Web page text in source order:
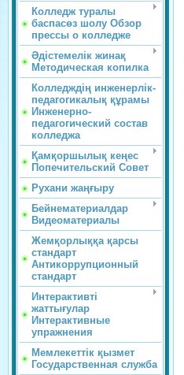
Колледж туралы
баспасөз шолу Обзор
прессы о колледже
Әдістемелік жинақ
Методическая копилка
Колледждің инженерлік-
педагогикалық құрамы
Инженерно-
педагогический состав
колледжа
Қамқоршылық кеңес
Попечительский Совет
Рухани жаңғыру
Бейнематериалдар
Видеоматериалы
Жемқорлыққа қарсы
стандарт
Антикоррупционный
стандарт
Интерактивті
жаттығулар
Интерактивные
упражнения
Мемлекеттік қызмет
Государственная служба